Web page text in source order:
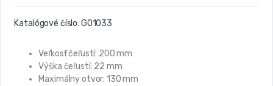
Katalógové číslo: G01033
Veľkosť čeľustí: 200 mm
Výška čeľustí: 22 mm
Maximálny otvor: 130 mm